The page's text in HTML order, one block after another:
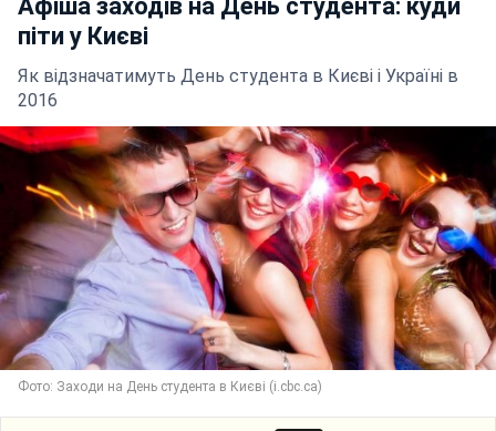
Афіша заходів на День студента: куди
піти у Києві
Як відзначатимуть День студента в Києві і Україні в
2016
Фото: Заходи на День студента в Києві (i.cbc.ca)